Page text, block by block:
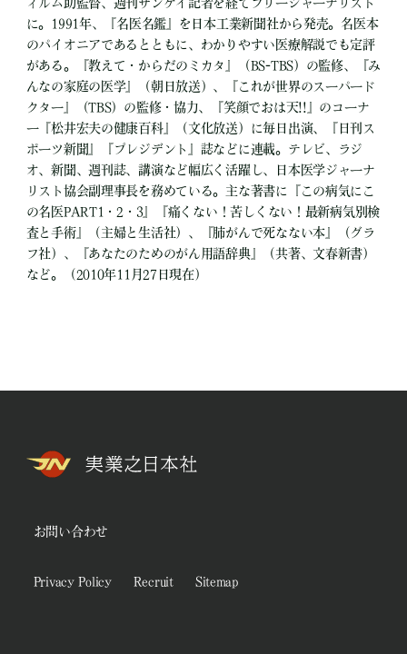
に。1991年、『名医名鑑』を日本工業新聞社から発売。名医本
のパイオニアであるとともに、わかりやすい医療解説でも定評
がある。『教えて・からだのミカタ』（BS-TBS）の監修、『み
んなの家庭の医学』（朝日放送）、『これが世界のスーパード
クター』（TBS）の監修・協力、『笑顔でおは天!!』のコーナ
ー『松井宏夫の健康百科』（文化放送）に毎日出演、『日刊ス
ポーツ新聞』『プレジデント』誌などに連載。テレビ、ラジ
オ、新聞、週刊誌、講演など幅広く活躍し、日本医学ジャーナ
リスト協会副理事長を務めている。主な著書に『この病気にこ
の名医PART1・2・3』『痛くない！苦しくない！最新病気別検
査と手術』（主婦と生活社）、『肺がんで死なない本』（グラ
フ社）、『あなたのためのがん用語辞典』（共著、文春新書）
など。（2010年11月27日現在）
お問い合わせ
Privacy Policy Recruit Sitemap